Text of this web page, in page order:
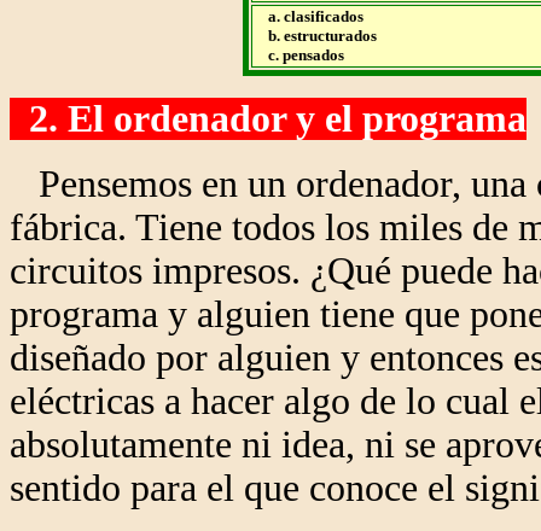
a. clasificados
b. estructurados
c. pensados
2. El ordenador y el programa
Pensemos en un ordenador,
fábrica. Tiene todos los miles de
circuitos impresos. ¿Qué puede
programa y alguien tiene que
diseñado por alguien y entonces
eléctricas a hacer algo de lo cual
absolutamente ni idea, ni se
sentido para el que conoce el